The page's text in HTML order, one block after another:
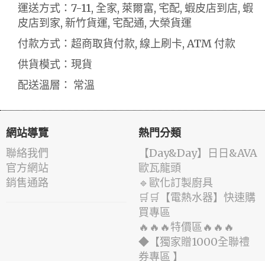
運送方式：7-11, 全家, 萊爾富, 宅配, 蝦皮店到店, 蝦
皮店到家, 新竹貨運, 宅配通, 大榮貨運
付款方式：超商取貨付款, 線上刷卡, ATM 付款
供貨模式：現貨
配送溫層： 常溫
網站導覽
聯絡我們
官方網站
銷售通路
熱門分類
️【Day&Day】️日日&AVA
歐瓦龍頭
🔹歐化訂製廚具
🛒🛒【電熱水器】快速購
買專區
🔥🔥🔥特價區🔥🔥🔥
◆【獨家贈1000全聯禮
券專區 】